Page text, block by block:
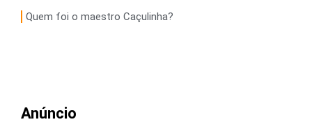
Quem foi o maestro Caçulinha?
Anúncio